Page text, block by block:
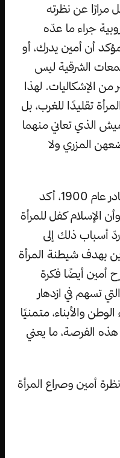
مرارًا عن نظرته
جراء ما عدّه
أن أمين يدرك، أو
الشرقية ليس
من الإشكاليات. لهذا
تقليدًا للغرب، بل
الذي تعاني منهما
المزري ولا
في كتابه «المرأة الجديدة» الصادر عام 1900، أكد
الإسلام كفل للمرأة
أسباب ذلك إلى
بهدف شيطنة المرأة
أمين أيضًا فكرة
تسهم في ازدهار
والأبناء، متمنيًا
الفرصة، ما يعني
أمين وصراع المرأة